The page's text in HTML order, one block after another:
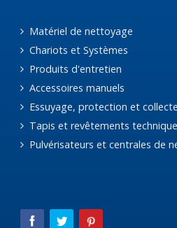
Matériel de nettoyage
Chariots et Systèmes
Produits d'entretien
Accessoires manuels
Essuyage, protection et
Tapis et revêtements
Pulvérisateurs et centrales de